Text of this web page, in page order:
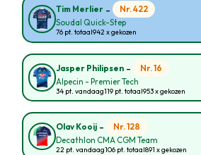
Tim Merlier - Nr. 422
Soudal Quick-Step
76 pt. totaal942 x gekozen
Jasper Philipsen - Nr. 16
Alpecin - Premier Tech
34 pt. vandaag119 pt. totaal953 x gekozen
Olav Kooij - Nr. 128
Decathlon CMA CGM Team
22 pt. vandaag106 pt. totaal891 x gekozen